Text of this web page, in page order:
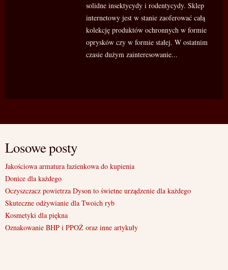
solidne insektycydy i rodentycydy. Sklep
internetowy jest w stanie zaoferować całą
kolekcję produktów ochronnych w formie
oprysków czy w formie stałej. W ostatnim
czasie dużym zainteresowanie...
Losowe posty
Jakościowa armatura łazienkowa do kupienia
Donice dla każdego
Oczyszczacz powietrza Dyson to świetne urządzenie dla każdego
Skuteczne odżywianie dla Twoich ryb
Kosmetyki dla piękna
Oznakowanie BHP i PPOŻ oraz inne artykuły